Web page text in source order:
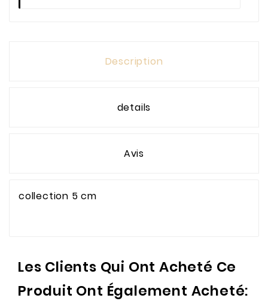
Description
details
Avis
collection 5 cm
Les Clients Qui Ont Acheté Ce
Produit Ont Également Acheté: